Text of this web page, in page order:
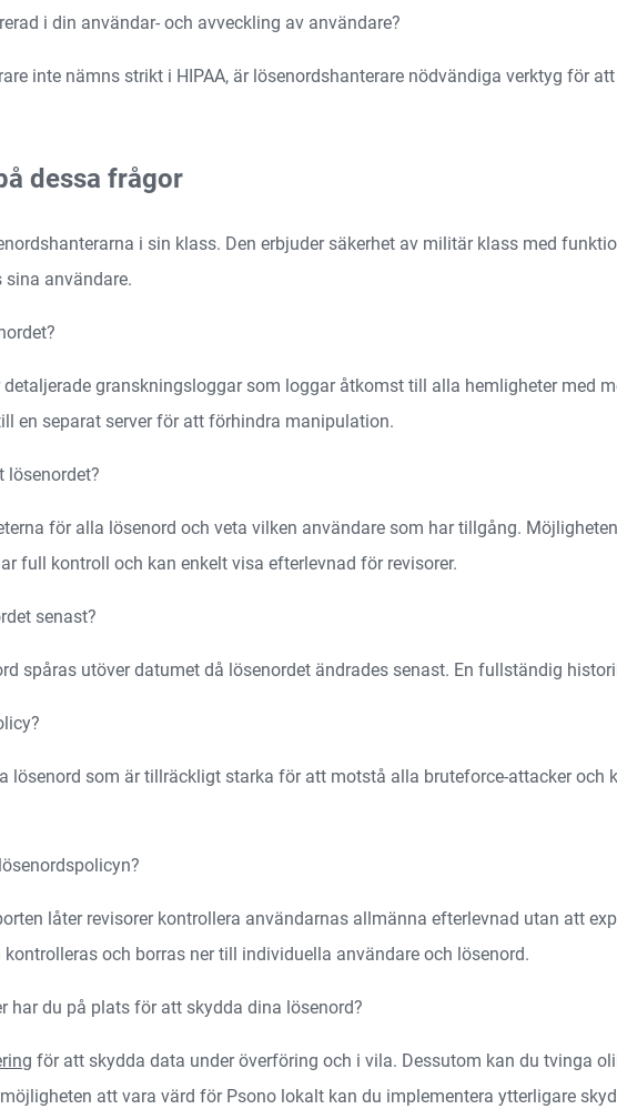
i din användar- och avveckling av användare?
inte nämns strikt i HIPAA, är lösenordshanterare nödvändiga verktyg för
dessa frågor
i sin klass. Den erbjuder säkerhet av militär klass med
användare.
detaljerade granskningsloggar som loggar åtkomst till alla hemligheter med
en separat server för att förhindra manipulation.
lösenordet?
för alla lösenord och veta vilken användare som har tillgång.
full kontroll och kan enkelt visa efterlevnad för revisorer.
senast?
spåras utöver datumet då lösenordet ändrades senast. En fullständig
lösenord som är tillräckligt starka för att motstå alla bruteforce-attacker och
låter revisorer kontrollera användarnas allmänna efterlevnad utan att
och borras ner till individuella användare och lösenord.
har du på plats för att skydda dina lösenord?
för att skydda data under överföring och i vila. Dessutom kan du tvinga
att vara värd för Psono lokalt kan du implementera ytterligare